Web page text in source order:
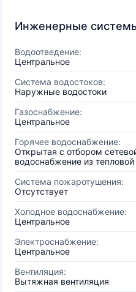
Инженерные
Водоотведение:
Центральное
Система водостоков:
Наружные водостоки
Газоснабжение:
Центральное
Горячее водоснабжение:
Открытая с отбором
водоснабжение из тепловой
Система пожаротушения:
Отсутствует
Холодное водоснабжение:
Центральное
Электроснабжение:
Центральное
Вентиляция:
Вытяжная вентиляция